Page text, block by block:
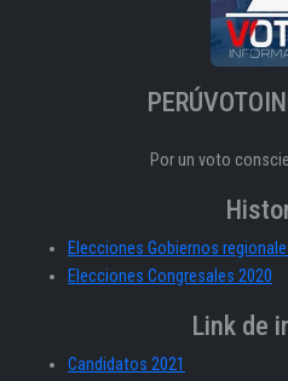
Por un voto
Elecciones Gobiernos
Elecciones Congresales 2020
Link de
Candidatos 2021